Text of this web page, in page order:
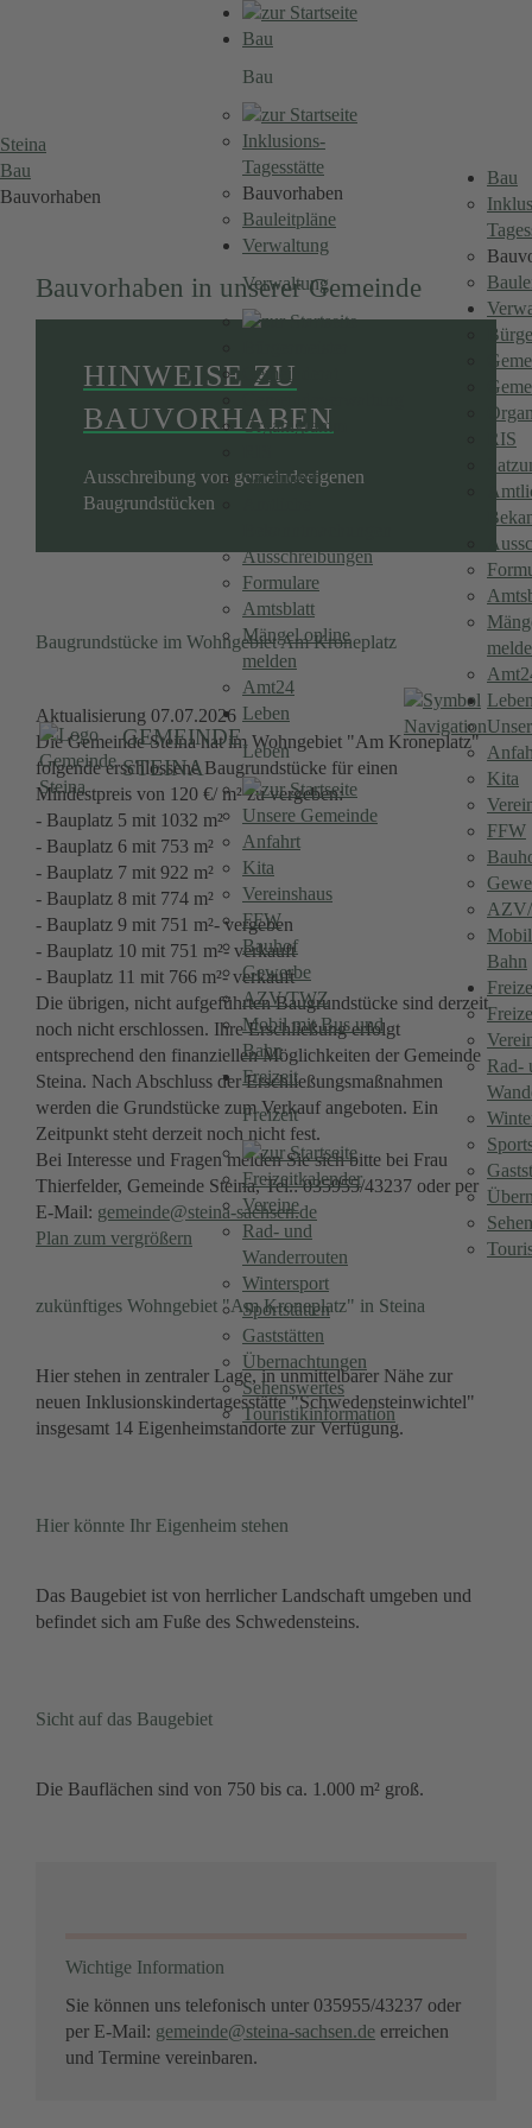
GEMEINDE
STEINA
Bau
Bau
Inklusions-
Tagesstätte
Bauvorhaben
Bauleitpläne
Verwaltung
Verwaltung
Gemeinderat
Organigramm
Satzungen
Ausschreibungen
Formulare
Amtsblatt
Mängel online
melden
Amt24
Leben
Leben
Unsere Gemeinde
Anfahrt
Kita
Vereinshaus
FFW
Bauhof
Gewerbe
AZV/TWZ
Mobil mit Bus und
Bahn
Freizeit
Freizeit
Freizeitkalender
Vereine
Rad- und
Wanderrouten
Wintersport
Sportstätten
Gaststätten
Übernachtungen
Sehenswertes
Touristikinformation
Bau
RIS
Kita
FFW
Bahn
Rad-
Steina
Bau
Bauvorhaben
Bauvorhaben in unserer Gemeinde
HINWEISE ZU
BAUVORHABEN
Ausschreibung von gemeindeeigenen
Baugrundstücken
Baugrundstücke im Wohngebiet Am Kroneplatz
Aktualisierung 07.07.2026
Die Gemeinde Steina hat im Wohngebiet "Am Kroneplatz"
folgende erschlossene Baugrundstücke für einen
Mindestpreis von 120 €/ m² zu vergeben:
- Bauplatz 5 mit 1032 m²
- Bauplatz 6 mit 753 m²
- Bauplatz 7 mit 922 m²
- Bauplatz 8 mit 774 m²
- Bauplatz 9 mit 751 m²- vergeben
- Bauplatz 10 mit 751 m²- verkauft
- Bauplatz 11 mit 766 m²- verkauft
Die übrigen, nicht aufgeführten Baugrundstücke sind derzeit
noch nicht erschlossen. Ihre Erschließung erfolgt
entsprechend den finanziellen Möglichkeiten der Gemeinde
Steina. Nach Abschluss der Erschließungsmaßnahmen
werden die Grundstücke zum Verkauf angeboten. Ein
Zeitpunkt steht derzeit noch nicht fest.
Bei Interesse und Fragen melden Sie sich bitte bei Frau
Thierfelder, Gemeinde Steina, Tel.: 035955/43237 oder per
E-Mail: gemeinde@steina-sachsen.de
Plan zum vergrößern
zukünftiges Wohngebiet "Am Kroneplatz" in Steina
Hier stehen in zentraler Lage, in unmittelbarer Nähe zur
neuen Inklusionskindertagesstätte "Schwedensteinwichtel"
insgesamt 14 Eigenheimstandorte zur Verfügung.
Hier könnte Ihr Eigenheim stehen
Das Baugebiet ist von herrlicher Landschaft umgeben und
befindet sich am Fuße des Schwedensteins.
Sicht auf das Baugebiet
Die Bauflächen sind von 750 bis ca. 1.000 m² groß.
Wichtige Information
Sie können uns telefonisch unter 035955/43237 oder
per E-Mail: gemeinde@steina-sachsen.de erreichen
und Termine vereinbaren.